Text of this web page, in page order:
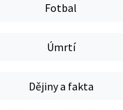
Fotbal
Úmrtí
Dějiny a fakta